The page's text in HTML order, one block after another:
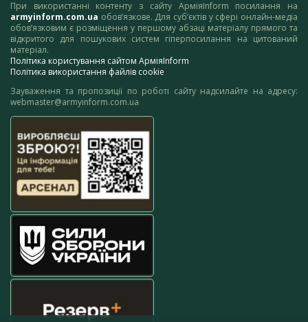
При використанні контенту з сайту АрміяInform посилання на
armyinform.com.ua обов’язкове. Для суб’єктів у сфері онлайн-медіа
обов’язковим є розміщення у першому абзаці матеріалу прямого та
відкритого для пошукових систем гіперпосилання на цитований
матеріал.
Політика користування сайтом АрміяInform
Політика використання файлів cookie
Зауваження та пропозиції по роботі сайту надсилайте на адресу:
webmaster@armyinform.com.ua